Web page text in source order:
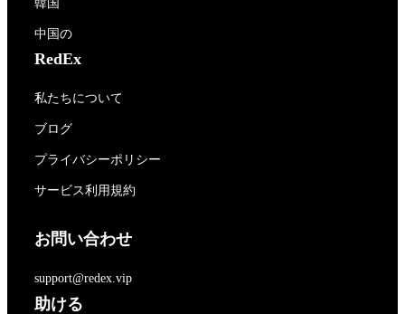
韓国
中国の
RedEx
私たちについて
ブログ
プライバシーポリシー
サービス利用規約
お問い合わせ
support@redex.vip
助ける